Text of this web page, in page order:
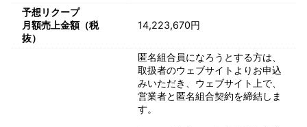
予想リクープ
月額売上金額（税
抜）
14,223,670円
匿名組合員になろうとする方は、
取扱者のウェブサイトよりお申込
みいただき、ウェブサイト上で、
営業者と匿名組合契約を締結しま
す。